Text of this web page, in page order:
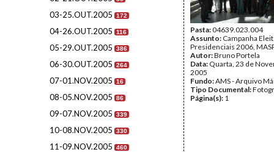
03-25.OUT.2005 172
04-26.OUT.2005 116
05-29.OUT.2005 386
06-30.OUT.2005 264
07-01.NOV.2005 16
08-05.NOV.2005 86
09-07.NOV.2005 339
10-08.NOV.2005 330
11-09.NOV.2005 460
Pasta:04639.023.004
Assunto: Campanha
Presidenciais 2006,
Autor:Bruno Portela
Data: Quarta, 23 de
2005
Fundo:AMS - Arquivo
Tipo Documental:
Página(s): 1